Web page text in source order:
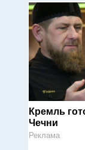
Кремль
Чечни
Реклама